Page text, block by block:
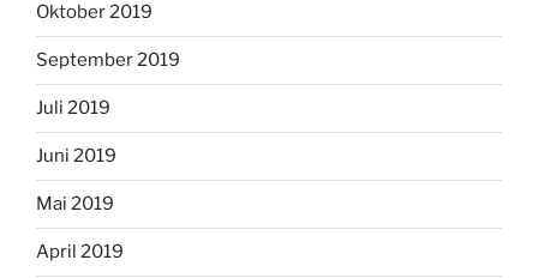
Oktober 2019
September 2019
Juli 2019
Juni 2019
Mai 2019
April 2019